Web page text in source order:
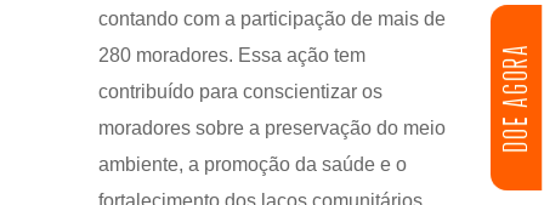
DOE AGORA
contando com a participação de mais de
280 moradores. Essa ação tem
contribuído para conscientizar os
moradores sobre a preservação do meio
ambiente, a promoção da saúde e o
fortalecimento dos laços comunitários.